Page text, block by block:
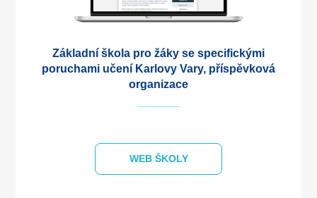
Základní škola pro žáky se specifickými
poruchami učení Karlovy Vary, příspěvková
organizace
WEB ŠKOLY